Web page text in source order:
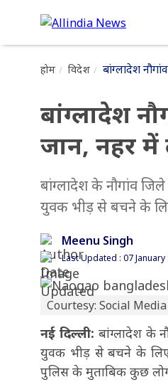
होम विदेश बांग्लादेश
बांग्लादेश
जान, नहर में
बांग्लादेश के नौगांव
युवक भीड़ से बचने के
Meenu Singh
Last Updated : 07 January
Courtesy: Social Media
नई दिल्ली: बांग्लादेश के
युवक भीड़ से बचने के लिए
पुलिस के मुताबिक कुछ